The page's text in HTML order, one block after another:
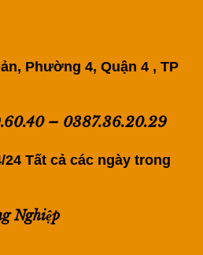
Phường 4, Quận 4 , TP
– 0387.36.20.29
24 Tất cả các ngày trong
Nghiệp